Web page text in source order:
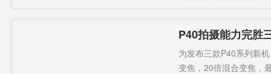
P40拍摄能力完胜
GMS
为发布三款P40系列新
变焦，20倍混合变焦，